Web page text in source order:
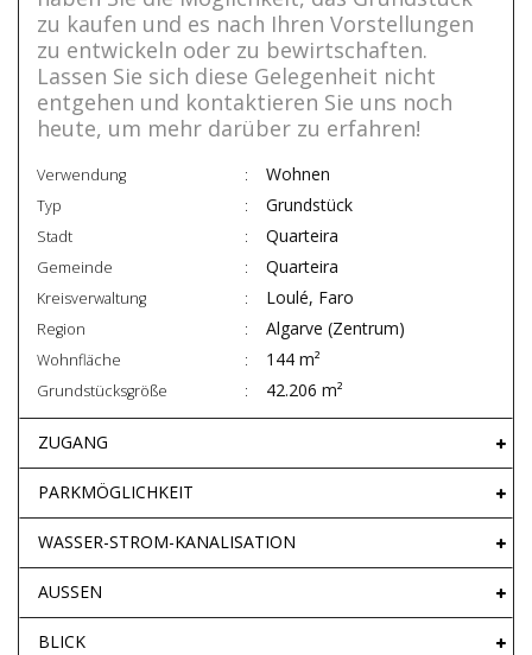
zu kaufen und es nach Ihren Vorstellungen
zu entwickeln oder zu bewirtschaften.
Lassen Sie sich diese Gelegenheit nicht
entgehen und kontaktieren Sie uns noch
heute, um mehr darüber zu erfahren!
Verwendung Wohnen
Typ Grundstück
Stadt Quarteira
Gemeinde Quarteira
Kreisverwaltung Loulé, Faro
Region Algarve (Zentrum)
Wohnfläche 144 m²
Grundstücksgröße 42.206 m²
ZUGANG
PARKMÖGLICHKEIT
WASSER-STROM-KANALISATION
AUSSEN
BLICK